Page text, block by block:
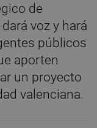
de
voz y hará
públicos
aporten
un proyecto
valenciana.